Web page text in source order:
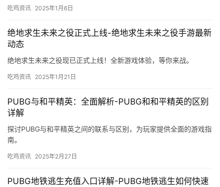
吃鸡资讯 2025年1月6日
绝地求生未来之役正式上线-绝地求生未来之役手游最新
动态
绝地求生未来之役现已正式上线！全新游戏体验，等你来战。
吃鸡资讯 2025年1月21日
PUBG与和平精英：全面解析-PUBG和和平精英的区别
详解
探讨PUBG与和平精英之间的联系与区别，为玩家提供全面的游戏指
南。
吃鸡资讯 2025年2月27日
PUBG地铁逃生充值入口详解-PUBG地铁逃生如何快速